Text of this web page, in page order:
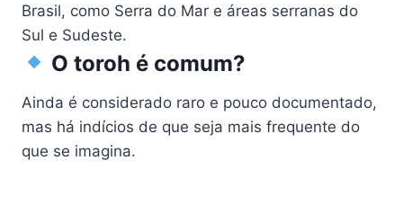
Brasil, como Serra do Mar e áreas serranas do
Sul e Sudeste.
O toroh é comum?
Ainda é considerado raro e pouco documentado,
mas há indícios de que seja mais frequente do
que se imagina.